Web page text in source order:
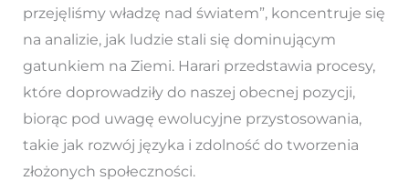
przejęliśmy władzę nad światem”, koncentruje się
na analizie, jak ludzie stali się dominującym
gatunkiem na Ziemi. Harari przedstawia procesy,
które doprowadziły do naszej obecnej pozycji,
biorąc pod uwagę ewolucyjne przystosowania,
takie jak rozwój języka i zdolność do tworzenia
złożonych społeczności.